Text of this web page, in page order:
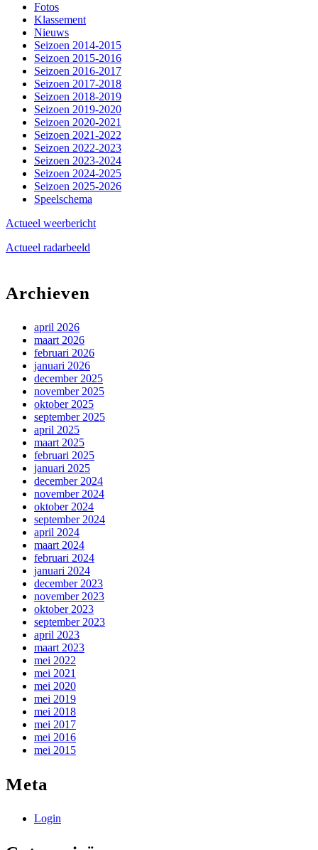
Fotos
Klassement
Nieuws
Seizoen 2014-2015
Seizoen 2015-2016
Seizoen 2016-2017
Seizoen 2017-2018
Seizoen 2018-2019
Seizoen 2019-2020
Seizoen 2020-2021
Seizoen 2021-2022
Seizoen 2022-2023
Seizoen 2023-2024
Seizoen 2024-2025
Seizoen 2025-2026
Speelschema
Actueel weerbericht
Actueel radarbeeld
Archieven
april 2026
maart 2026
februari 2026
januari 2026
december 2025
november 2025
oktober 2025
september 2025
april 2025
maart 2025
februari 2025
januari 2025
december 2024
november 2024
oktober 2024
september 2024
april 2024
maart 2024
februari 2024
januari 2024
december 2023
november 2023
oktober 2023
september 2023
april 2023
maart 2023
mei 2022
mei 2021
mei 2020
mei 2019
mei 2018
mei 2017
mei 2016
mei 2015
Meta
Login